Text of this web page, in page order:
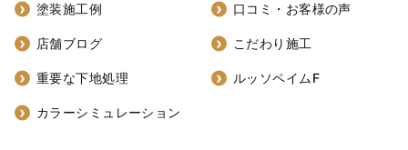
塗装施工例 口コミ・お客様の声
店舗ブログ こだわり施工
重要な下地処理 ルッソペイムF
カラーシミュレーション